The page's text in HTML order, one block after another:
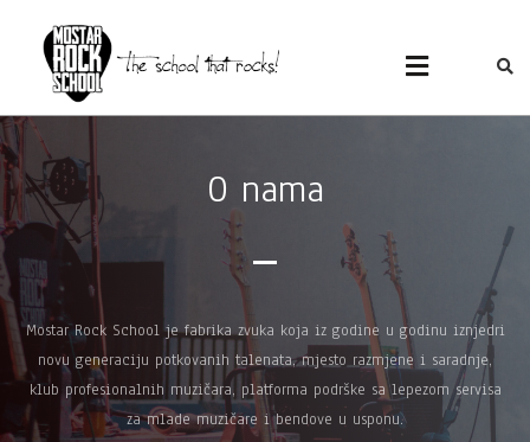
MOSTAR ROCK
Mostar Rock School
O nama
Mostar Rock School je fabrika zvuka koja iz godine u godinu iznjedri
novu generaciju potkovanih talenata, mjesto razmjene i saradnje,
klub profesionalnih muzičara, platforma podrške sa lepezom servisa
za mlade muzičare i bendove u usponu.